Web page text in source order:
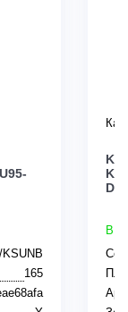
165
DR
В